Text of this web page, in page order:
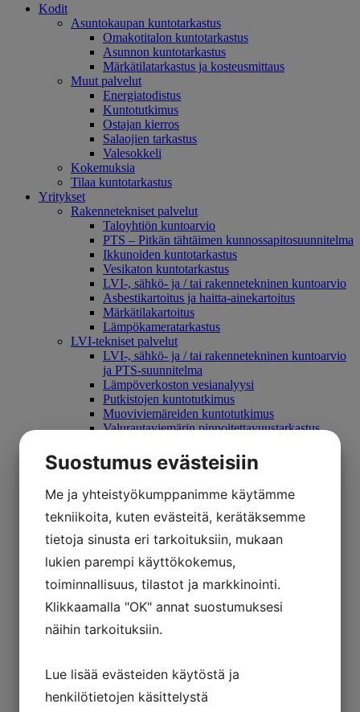
Kodit
Asuntokaupan kuntotarkastus
Omakotitalon kuntotarkastus
Asunnon kuntotarkastus
Märkätilatarkastus ja kosteusmittaus
Muut palvelut
Energiatodistus
Kuntotutkimus
Ostajan kierros
Salaojien tarkastus
Valesokkeli
Kokemuksia
Tilaa kuntotarkastus
Yritykset
Rakennetekniset palvelut
Taloyhtiön kuntoarvio
PTS – Pitkän tähtäimen kunnossapitosuunnitelma
Ikkunoiden kuntotarkastus
Vesikaton kuntotarkastus
LVI-, sähkö- ja / tai rakennetekninen kuntoarvio
Asbestikartoitus ja haitta-ainekartoitus
Märkätilakartoitus
Lämpökameratarkastus
LVI-tekniset palvelut
LVI-, sähkö- ja / tai rakennetekninen kuntoarvio
ja PTS-suunnitelma
Lämpöverkoston vesianalyysi
Putkistojen kuntotutkimus
Muoviviemäreiden kuntotutkimus
Valurautaviemärin pinnoitettavuustarkastus
Viemäripalvelut
Sähkötekniset palvelut
Sisäilmatekniset palvelut
Kosteustekninen kuntotutkimus
Sisäilmatutkimus
Hankepalvelut
Hankesuunnittelu
Rakennuttaminen
Valvonta
Yritys
Referenssit
Blogi
Usein kysytyt kysymykset
Suostumus evästeisiin
Me ja yhteistyökumppanimme käytämme
tekniikoita, kuten evästeitä, kerätäksemme
tietoja sinusta eri tarkoituksiin, mukaan
lukien parempi käyttökokemus,
toiminnallisuus, tilastot ja markkinointi.
Klikkaamalla "OK" annat suostumuksesi
näihin tarkoituksiin.
Lue lisää evästeiden käytöstä ja
henkilötietojen käsittelystä